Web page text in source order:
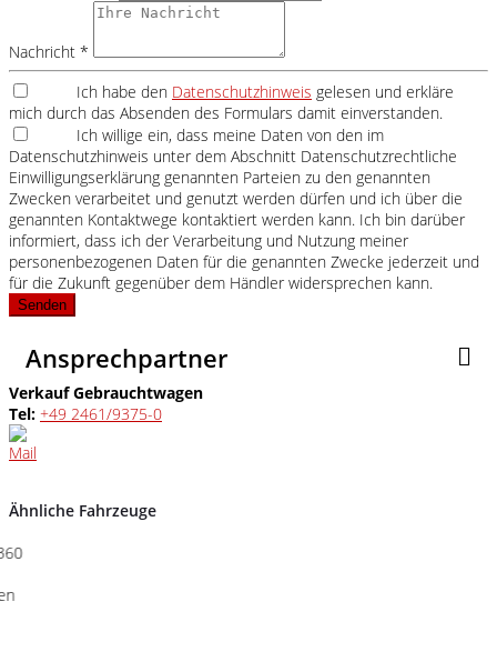
Nachricht *
Ich habe den Datenschutzhinweis gelesen und erkläre
mich durch das Absenden des Formulars damit einverstanden.
Ich willige ein, dass meine Daten von den im
Datenschutzhinweis unter dem Abschnitt Datenschutzrechtliche
Einwilligungserklärung genannten Parteien zu den genannten
Zwecken verarbeitet und genutzt werden dürfen und ich über die
genannten Kontaktwege kontaktiert werden kann. Ich bin darüber
informiert, dass ich der Verarbeitung und Nutzung meiner
personenbezogenen Daten für die genannten Zwecke jederzeit und
für die Zukunft gegenüber dem Händler widersprechen kann.
Senden
Ansprechpartner
Verkauf Gebrauchtwagen
Tel: +49 2461/9375-0
Ähnliche Fahrzeuge